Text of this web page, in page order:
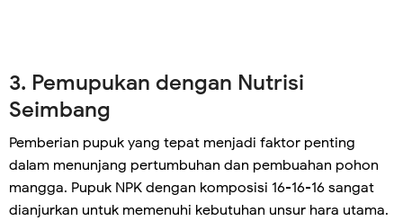
3. Pemupukan dengan Nutrisi
Seimbang
Pemberian pupuk yang tepat menjadi faktor penting
dalam menunjang pertumbuhan dan pembuahan pohon
mangga. Pupuk NPK dengan komposisi 16-16-16 sangat
dianjurkan untuk memenuhi kebutuhan unsur hara utama.